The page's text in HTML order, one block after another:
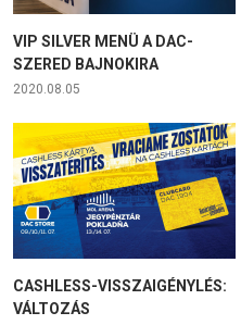
VIP SILVER MENÜ A DAC-
SZERED BAJNOKIRA
2020.08.05
CASHLESS-VISSZAIGÉNYLÉS:
VÁLTOZÁS